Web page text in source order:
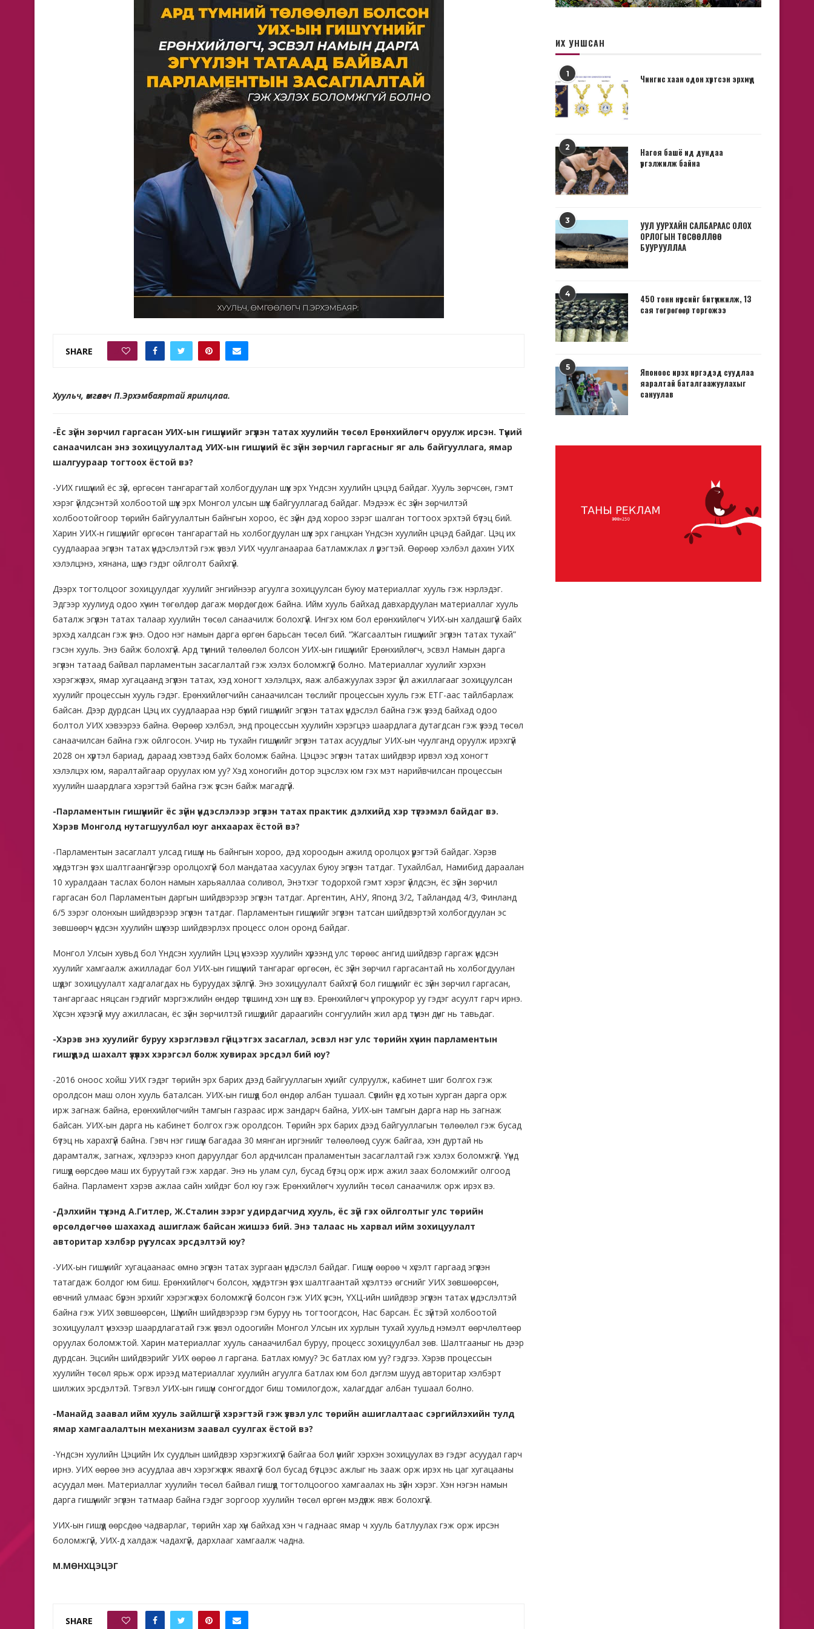
SHARE
Хуульч, өмгөөлөгч П.Эрхэмбаяртай ярилцлаа.
-Ёс зүйн зөрчил гаргасан УИХ-ын гишүүнийг эгүүлэн татах хуулийн төсөл Ерөнхийлөгч оруулж ирсэн. Түүний
санаачилсан энэ зохицуулалтад УИХ-ын гишүүний ёс зүйн зөрчил гаргасныг яг аль байгууллага, ямар
шалгуураар тогтоох ёстой вэ?
-УИХ гишүүний ёс зүй, өргөсөн тангарагтай холбогдуулан шүүх эрх Үндсэн хуулийн цэцэд байдаг. Хууль зөрчсөн, гэмт
хэрэг үйлдсэнтэй холбоотой шүүх эрх Монгол улсын шүүх байгууллагад байдаг. Мэдээж ёс зүйн зөрчилтэй
холбоотойгоор төрийн байгуулалтын байнгын хороо, ёс зүйн дэд хороо зэрэг шалган тогтоох эрхтэй бүтэц бий.
Харин УИХ-н гишүүнийг өргөсөн тангарагтай нь холбогдуулан шүүх эрх ганцхан Үндсэн хуулийн цэцэд байдаг. Цэц их
суудлаараа эгүүлэн татах үндэслэлтэй гэж үзвэл УИХ чуулганаараа батламжлах л үүрэгтэй. Өөрөөр хэлбэл дахин УИХ
хэлэлцэнэ, хянана, шүүнэ гэдэг ойлголт байхгүй.
Дээрх тогтолцоог зохицуулдаг хуулийг энгийнээр агуулга зохицуулсан буюу материаллаг хууль гэж нэрлэдэг.
Эдгээр хуулиуд одоо хүчин төгөлдөр дагаж мөрдөгдөж байна. Ийм хууль байхад давхардуулан материаллаг хууль
баталж эгүүлэн татах талаар хуулийн төсөл санаачилж болохгүй. Ингэх юм бол ерөнхийлөгч УИХ-ын халдашгүй байх
эрхэд халдсан гэж үзнэ. Одоо нэг намын дарга өргөн барьсан төсөл бий. “Жагсаалтын гишүүнийг эгүүлэн татах тухай”
гэсэн хууль. Энэ байж болохгүй. Ард түмний төлөөлөл болсон УИХ-ын гишүүнийг Ерөнхийлөгч, эсвэл Намын дарга
эгүүлэн татаад байвал парламентын засаглалтай гэж хэлэх боломжгүй болно. Материаллаг хуулийг хэрхэн
хэрэгжүүлэх, ямар хугацаанд эгүүлэн татах, хэд хоногт хэлэлцэх, яаж албажуулах зэрэг үйл ажиллагааг зохицуулсан
хуулийг процессын хууль гэдэг. Ерөнхийлөгчийн санаачилсан төслийг процессын хууль гэж ЕТГ-аас тайлбарлаж
байсан. Дээр дурдсан Цэц их суудлаараа нэр бүхий гишүүнийг эгүүлэн татах үндэслэл байна гэж үзээд байхад одоо
болтол УИХ хэвээрээ байна. Өөрөөр хэлбэл, энд процессын хуулийн хэрэгцээ шаардлага дутагдсан гэж үзээд төсөл
санаачилсан байна гэж ойлгосон. Учир нь тухайн гишүүнийг эгүүлэн татах асуудлыг УИХ-ын чуулганд оруулж ирэхгүй
2028 он хүртэл бариад, дараад хэвтээд байх боломж байна. Цэцээс эгүүлэн татах шийдвэр ирвэл хэд хоногт
хэлэлцэх юм, яаралтайгаар оруулах юм уу? Хэд хоногийн дотор эцэслэх юм гэх мэт нарийвчилсан процессын
хуулийн шаардлага хэрэгтэй байна гэж үзсэн байж магадгүй.
-Парламентын гишүүнийг ёс зүйн үндэслэлээр эгүүлэн татах практик дэлхийд хэр түгээмэл байдаг вэ.
Хэрэв Монголд нутагшуулбал юуг анхаарах ёстой вэ?
-Парламентын засаглалт улсад гишүүн нь байнгын хороо, дэд хороодын ажилд оролцох үүрэгтэй байдаг. Хэрэв
хүндэтгэн үзэх шалтгаангүйгээр оролцохгүй бол мандатаа хасуулах буюу эгүүлэн татдаг. Тухайлбал, Намибид дараалан
10 хуралдаан таслах болон намын харьяаллаа соливол, Энэтхэг тодорхой гэмт хэрэг үйлдсэн, ёс зүйн зөрчил
гаргасан бол Парламентын даргын шийдвэрээр эгүүлэн татдаг. Аргентин, АНУ, Японд 3/2, Тайландад 4/3, Финланд
6/5 зэрэг олонхын шийдвэрээр эгүүлэн татдаг. Парламентын гишүүнийг эгүүлэн татсан шийдвэртэй холбогдуулан эс
зөвшөөрч үндсэн хуулийн шүүхээр шийдвэрлэх процесс олон оронд байдаг.
Монгол Улсын хувьд бол Үндсэн хуулийн Цэц үнэхээр хуулийн хүрээнд улс төрөөс ангид шийдвэр гаргаж үндсэн
хуулийг хамгаалж ажилладаг бол УИХ-ын гишүүний тангараг өргөсөн, ёс зүйн зөрчил гаргасантай нь холбогдуулан
шүүдэг зохицуулалт хадгалагдах нь буруудах зүйлгүй. Энэ зохицуулалт байхгүй бол гишүүнийг ёс зүйн зөрчил гаргасан,
тангаргаас няцсан гэдгийг мэргэжлийн өндөр түвшинд хэн шүүх вэ. Ерөнхийлөгч үү, прокурор уу гэдэг асуулт гарч ирнэ.
Хүссэн хүсээгүй муу ажилласан, ёс зүйн зөрчилтэй гишүүдийг дараагийн сонгуулийн жил ард түмэн дүнг нь тавьдаг.
-Хэрэв энэ хуулийг буруу хэрэглэвэл гүйцэтгэх засаглал, эсвэл нэг улс төрийн хүчин парламентын
гишүүдэд шахалт үзүүлэх хэрэгсэл болж хувирах эрсдэл бий юу?
-2016 оноос хойш УИХ гэдэг төрийн эрх барих дээд байгууллагын хүчийг сулруулж, кабинет шиг болгох гэж
оролдсон маш олон хууль баталсан. УИХ-ын гишүүд бол өндөр албан тушаал. Сүүлийн үед хотын хурган дарга орж
ирж загнаж байна, ерөнхийлөгчийн тамгын газраас ирж зандарч байна, УИХ-ын тамгын дарга нар нь загнаж
байсан. УИХ-ын дарга нь кабинет болгох гэж оролдсон. Төрийн эрх барих дээд байгууллагын төлөөлөл гэж бусад
бүтэц нь харахгүй байна. Гэвч нэг гишүүн багадаа 30 мянган иргэнийг төлөөлөөд сууж байгаа, хэн дуртай нь
дарамталж, загнаж, хүслээрээ кноп даруулдаг бол ардчилсан праламентын засаглалтай гэж хэлэх боломжгүй. Үүнд
гишүүд өөрсдөө маш их буруутай гэж хардаг. Энэ нь улам сул, бусад бүтэц орж ирж ажил заах боломжийг олгоод
байна. Парламент хэрэв ажлаа сайн хийдэг бол юу гэж Ерөнхийлөгч хуулийн төсөл санаачилж орж ирэх вэ.
-Дэлхийн түүхэнд А.Гитлер, Ж.Сталин зэрэг удирдагчид хууль, ёс зүй гэх ойлголтыг улс төрийн
өрсөлдөгчөө шахахад ашиглаж байсан жишээ бий. Энэ талаас нь харвал ийм зохицуулалт
авторитар хэлбэр рүү гулсах эрсдэлтэй юу?
-УИХ-ын гишүүнийг хугацаанаас өмнө эгүүлэн татах зургаан үндэслэл байдаг. Гишүүн өөрөө ч хүсэлт гаргаад эгүүлэн
татагдаж болдог юм биш. Ерөнхийлөгч болсон, хүндэтгэн үзэх шалтгаантай хүсэлтээ өгснийг УИХ зөвшөөрсөн,
өвчний улмаас бүрэн эрхийг хэрэгжүүлэх боломжгүй болсон гэж УИХ үзсэн, ҮХЦ-ийн шийдвэр эгүүлэн татах үндэслэлтэй
байна гэж УИХ зөвшөөрсөн, Шүүхийн шийдвэрээр гэм буруу нь тогтоогдсон, Нас барсан. Ёс зүйтэй холбоотой
зохицуулалт үнэхээр шаардлагатай гэж үзвэл одоогийн Монгол Улсын их хурлын тухай хуульд нэмэлт өөрчлөлтөөр
оруулах боломжтой. Харин материаллаг хууль санаачилбал буруу, процесс зохицуулбал зөв. Шалтгааныг нь дээр
дурдсан. Эцсийн шийдвэрийг УИХ өөрөө л гаргана. Батлах юмуу? Эс батлах юм уу? гэдгээ. Хэрэв процессын
хуулийн төсөл ярьж орж ирээд материаллаг хуулийн агуулга батлах юм бол дэглэм шууд авторитар хэлбэрт
шилжих эрсдэлтэй. Тэгвэл УИХ-ын гишүүн сонгогддог биш томилогдож, халагддаг албан тушаал болно.
-Манайд заавал ийм хууль зайлшгүй хэрэгтэй гэж үзвэл улс төрийн ашиглалтаас сэргийлэхийн тулд
ямар хамгаалалтын механизм заавал суулгах ёстой вэ?
-Үндсэн хуулийн Цэцийн Их суудлын шийдвэр хэрэгжихгүй байгаа бол үүнийг хэрхэн зохицуулах вэ гэдэг асуудал гарч
ирнэ. УИХ өөрөө энэ асуудлаа авч хэрэгжүүлж явахгүй бол бусад бүтцээс ажлыг нь зааж орж ирэх нь цаг хугацааны
асуудал мөн. Материаллаг хуулийн төсөл байвал гишүүд тогтолцоогоо хамгаалах нь зүйн хэрэг. Хэн нэгэн намын
дарга гишүүнийг эгүүлэн татмаар байна гэдэг зоргоор хуулийн төсөл өргөн мэдүүлж явж болохгүй.
УИХ-ын гишүүд өөрсдөө чадварлаг, төрийн хар хүн байхад хэн ч гаднаас ямар ч хууль батлуулах гэж орж ирсэн
боломжгүй, УИХ-д халдаж чадахгүй, дархлааг хамгаалж чадна.
М.МӨНХЦЭЦЭГ
SHARE
ИХ УНШСАН
1 Чингис хаан одон хүртсэн эрхмүүд
2
Нагоя башё ид дундаа
үргэлжилж байна
3
УУЛ УУРХАЙН САЛБАРААС ОЛОХ
ОРЛОГЫН ТӨСӨӨЛЛӨӨ
БУУРУУЛЛАА
4
450 тонн нүүрсийг битүүмжилж, 13
сая төгрөгөөр торгожээ
5
Японоос ирэх иргэдэд суудлаа
яаралтай баталгаажуулахыг
сануулав